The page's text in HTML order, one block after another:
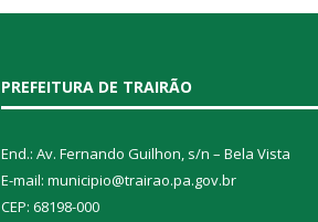
PREFEITURA DE TRAIRÃO
End.: Av. Fernando Guilhon, s/n – Bela Vista
E-mail: municipio@trairao.pa.gov.br
CEP: 68198-000